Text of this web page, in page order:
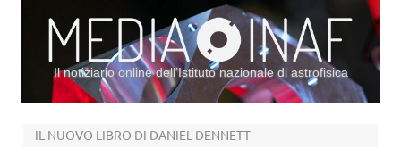
Il notiziario online dell’Istituto nazionale di astrofisica
IL NUOVO LIBRO DI DANIEL DENNETT